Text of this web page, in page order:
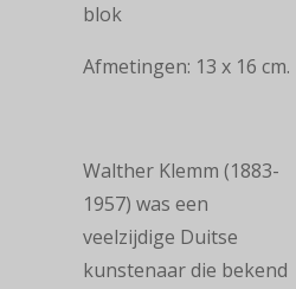
blok
Afmetingen: 13 x 16 cm.
Walther Klemm (1883-
1957) was een
veelzijdige Duitse
kunstenaar die bekend